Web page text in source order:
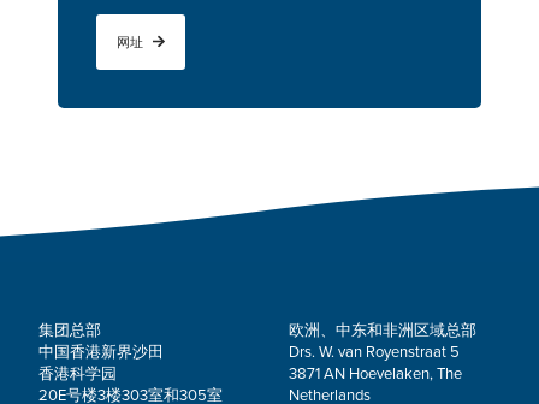
网址
集团总部
中国香港新界沙田
香港科学园
20E号楼3楼303室和305室
欧洲、中东和非洲区域总部
Drs. W. van Royenstraat 5
3871 AN Hoevelaken, The
Netherlands